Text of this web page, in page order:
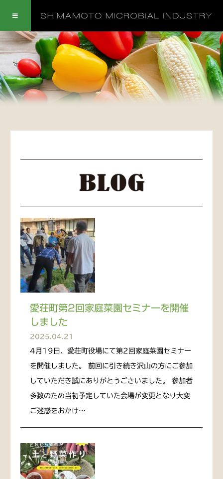
愛荘町第2回家庭菜園セミナーを開催
しました
2025.04.21
4月19日、愛荘町役場にて第2回家庭菜園セミナー
を開催しました。 前回に引き続き沢山の方にご参加
していただき誠にありがとうごさいました。 参加者
多数のため当初予定していた会場が変更となり大変
ご迷惑をおかけ…